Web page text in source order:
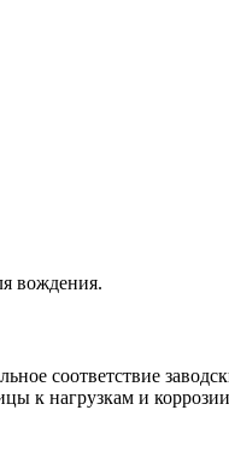
вождения.
соответствие
к нагрузкам и